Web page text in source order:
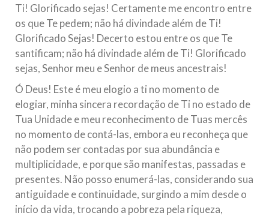
Ti! Glorificado sejas! Certamente me encontro entre
os que Te pedem; não há divindade além de Ti!
Glorificado Sejas! Decerto estou entre os que Te
santificam; não há divindade além de Ti! Glorificado
sejas, Senhor meu e Senhor de meus ancestrais!
Ó Deus! Este é meu elogio a ti no momento de
elogiar, minha sincera recordação de Ti no estado de
Tua Unidade e meu reconhecimento de Tuas mercês
no momento de contá-las, embora eu reconheça que
não podem ser contadas por sua abundância e
multiplicidade, e porque são manifestas, passadas e
presentes. Não posso enumerá-las, considerando sua
antiguidade e continuidade, surgindo a mim desde o
início da vida, trocando a pobreza pela riqueza,